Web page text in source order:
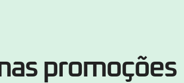
promoções